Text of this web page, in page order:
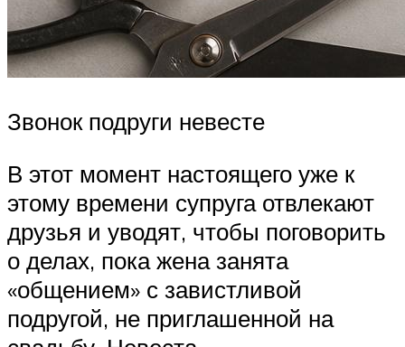
Звонок подруги невесте
В этот момент настоящего уже к
этому времени супруга отвлекают
друзья и уводят, чтобы поговорить
о делах, пока жена занята
«общением» с завистливой
подругой, не приглашенной на